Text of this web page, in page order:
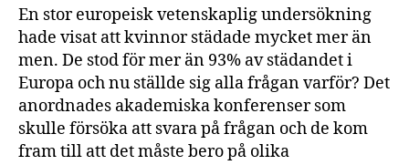
g
e
n
e
n
En stor europeisk vetenskaplig undersökning
hade visat att kvinnor städade mycket mer än
men. De stod för mer än 93% av städandet i
Europa och nu ställde sig alla frågan varför? Det
anordnades akademiska konferenser som
skulle försöka att svara på frågan och de kom
fram till att det måste bero på olika